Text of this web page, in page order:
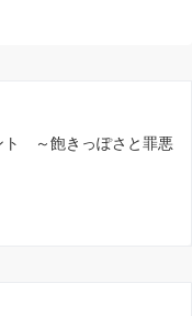
ト ～飽きっぽさと罪悪